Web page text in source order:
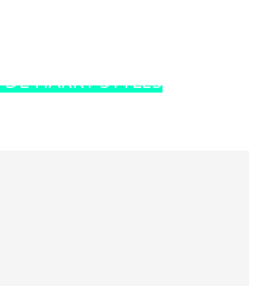
HARRY STYLES